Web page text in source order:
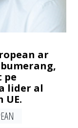
ar
pe
lider al